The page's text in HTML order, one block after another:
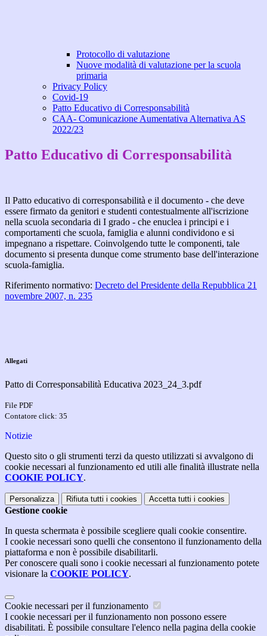
Protocollo di valutazione
Nuove modalità di valutazione per la scuola
primaria
Privacy Policy
Covid-19
Patto Educativo di Corresponsabilità
CAA- Comunicazione Aumentativa Alternativa AS
2022/23
Patto Educativo di Corresponsabilità
Il Patto educativo di corresponsabilità e il documento - che deve
essere firmato da genitori e studenti contestualmente all'iscrizione
nella scuola secondaria di I grado - che enuclea i principi e i
comportamenti che scuola, famiglia e alunni condividono e si
impegnano a rispettare. Coinvolgendo tutte le componenti, tale
documento si presenta dunque come strumento base dell'interazione
scuola-famiglia.
Riferimento normativo: Decreto del Presidente della Repubblica 21
novembre 2007, n. 235
Allegati
Patto di Corresponsabilità Educativa 2023_24_3.pdf
File PDF
Contatore click: 35
Notizie
Questo sito o gli strumenti terzi da questo utilizzati si avvalgono di
cookie necessari al funzionamento ed utili alle finalità illustrate nella
COOKIE POLICY.
Personalizza Rifiuta tutti i cookies Accetta tutti i cookies
Gestione cookie
In questa schermata è possibile scegliere quali cookie consentire.
I cookie necessari sono quelli che consentono il funzionamento della
piattaforma e non è possibile disabilitarli.
Per conoscere quali sono i cookie necessari al funzionamento potete
visionare la COOKIE POLICY.
Cookie necessari per il funzionamento
I cookie necessari per il funzionamento non possono essere
disabilitati. È possibile consultare l'elenco nella pagina della cookie